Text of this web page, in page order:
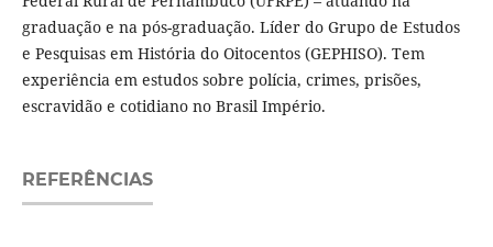
graduação e na pós-graduação. Líder do Grupo de Estudos
e Pesquisas em História do Oitocentos (GEPHISO). Tem
experiência em estudos sobre polícia, crimes, prisões,
escravidão e cotidiano no Brasil Império.
REFERÊNCIAS